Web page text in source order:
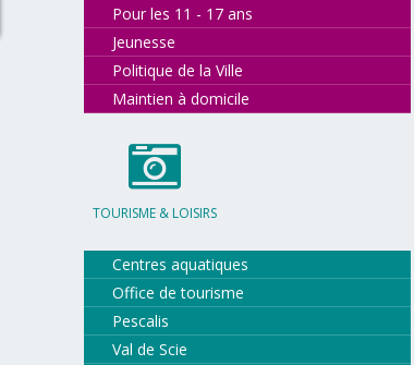
Pour les 11 - 17 ans
Jeunesse
Politique de la Ville
Maintien à domicile
TOURISME & LOISIRS
Centres aquatiques
Office de tourisme
Pescalis
Val de Scie